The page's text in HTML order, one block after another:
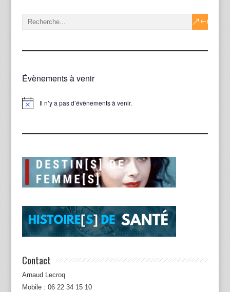
Évènements à venir
Notice Il n’y a pas d’évènements à venir.
Contact
Arnaud Lecroq
Mobile : 06 22 34 15 10